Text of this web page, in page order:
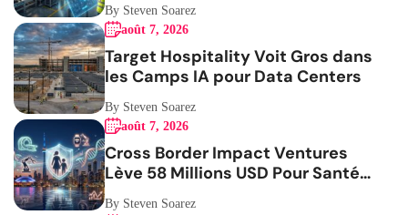
By Steven Soarez
août 7, 2026
Target Hospitality Voit Gros dans
les Camps IA pour Data Centers
By Steven Soarez
août 7, 2026
Cross Border Impact Ventures
Lève 58 Millions USD Pour Santé
Femmes
By Steven Soarez